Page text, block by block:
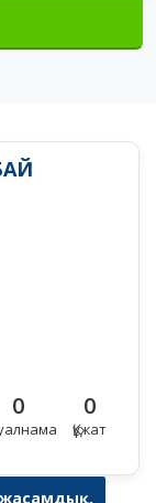
0 0
Құжат